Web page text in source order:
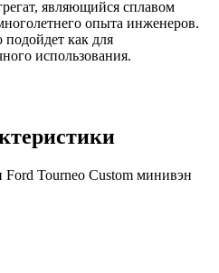
являющийся сплавом
опыта инженеров.
подойдет как для
использования.
Ford Tourneo Custom минивэн